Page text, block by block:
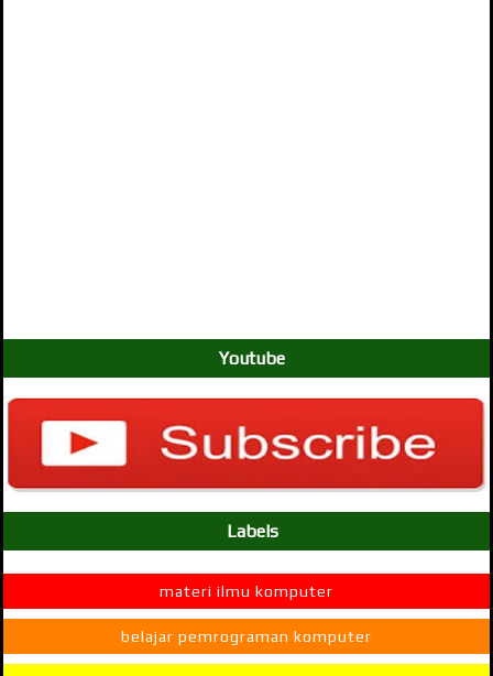
Youtube
Labels
materi ilmu komputer
belajar pemrograman komputer